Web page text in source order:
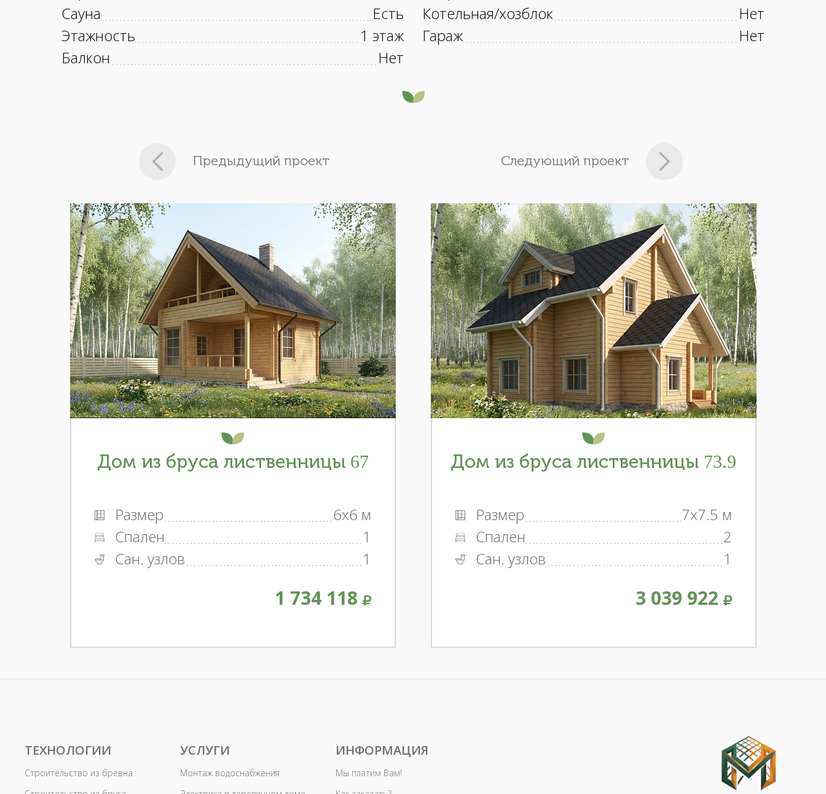
Сауна
Есть
Этажность
1 этаж
Балкон
Нет
Котельная/хозблок
Нет
Гараж
Нет
Предыдущий проект
Дом из бруса лиственницы 67
Размер
6x6 м
Спален
1
Сан. узлов
1
1 734 118
Следующий проект
Дом из бруса лиственницы 73.9
Размер
7x7.5 м
Спален
2
Сан. узлов
1
3 039 922
ТЕХНОЛОГИИ
Строительство из бревна
УСЛУГИ
Монтаж водоснабжения
ИНФОРМАЦИЯ
Мы платим Вам!